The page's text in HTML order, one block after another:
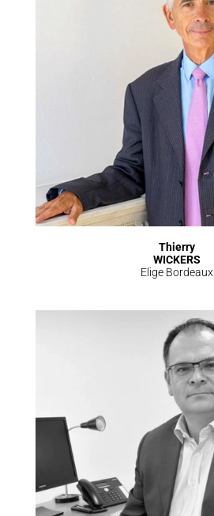
Thierry
WICKERS
Elige Bordeaux